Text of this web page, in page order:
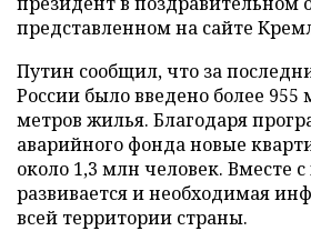
представленном на сайте
Путин сообщил, что за
России было введено более
метров жилья. Благодаря
аварийного фонда новые
около 1,3 млн человек. Вместе
развивается и необходимая
всей территории страны.